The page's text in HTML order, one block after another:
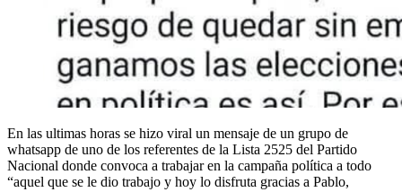
En las ultimas horas se hizo viral un mensaje de un grupo de
whatsapp de uno de los referentes de la Lista 2525 del Partido
Nacional donde convoca a trabajar en la campaña política a todo
“aquel que se le dio trabajo y hoy lo disfruta gracias a Pablo,